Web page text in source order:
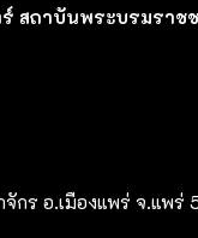
สถาบันพระบรมราช
จักร อ.เมืองแพร่ จ.แพร่